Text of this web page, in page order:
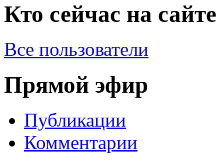
Кто сейчас на сайте
Все пользователи
Прямой эфир
Публикации
Комментарии